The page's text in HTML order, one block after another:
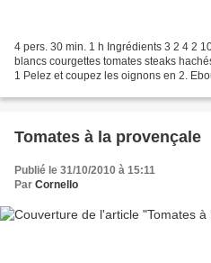
4 pers. 30 min. 1 h Ingrédients 3 2 4 2
blancs courgettes tomates steaks
1 Pelez et coupez les oignons en 2.
Tomates à la provençale
Publié le 31/10/2010 à 15:11
Par Cornello